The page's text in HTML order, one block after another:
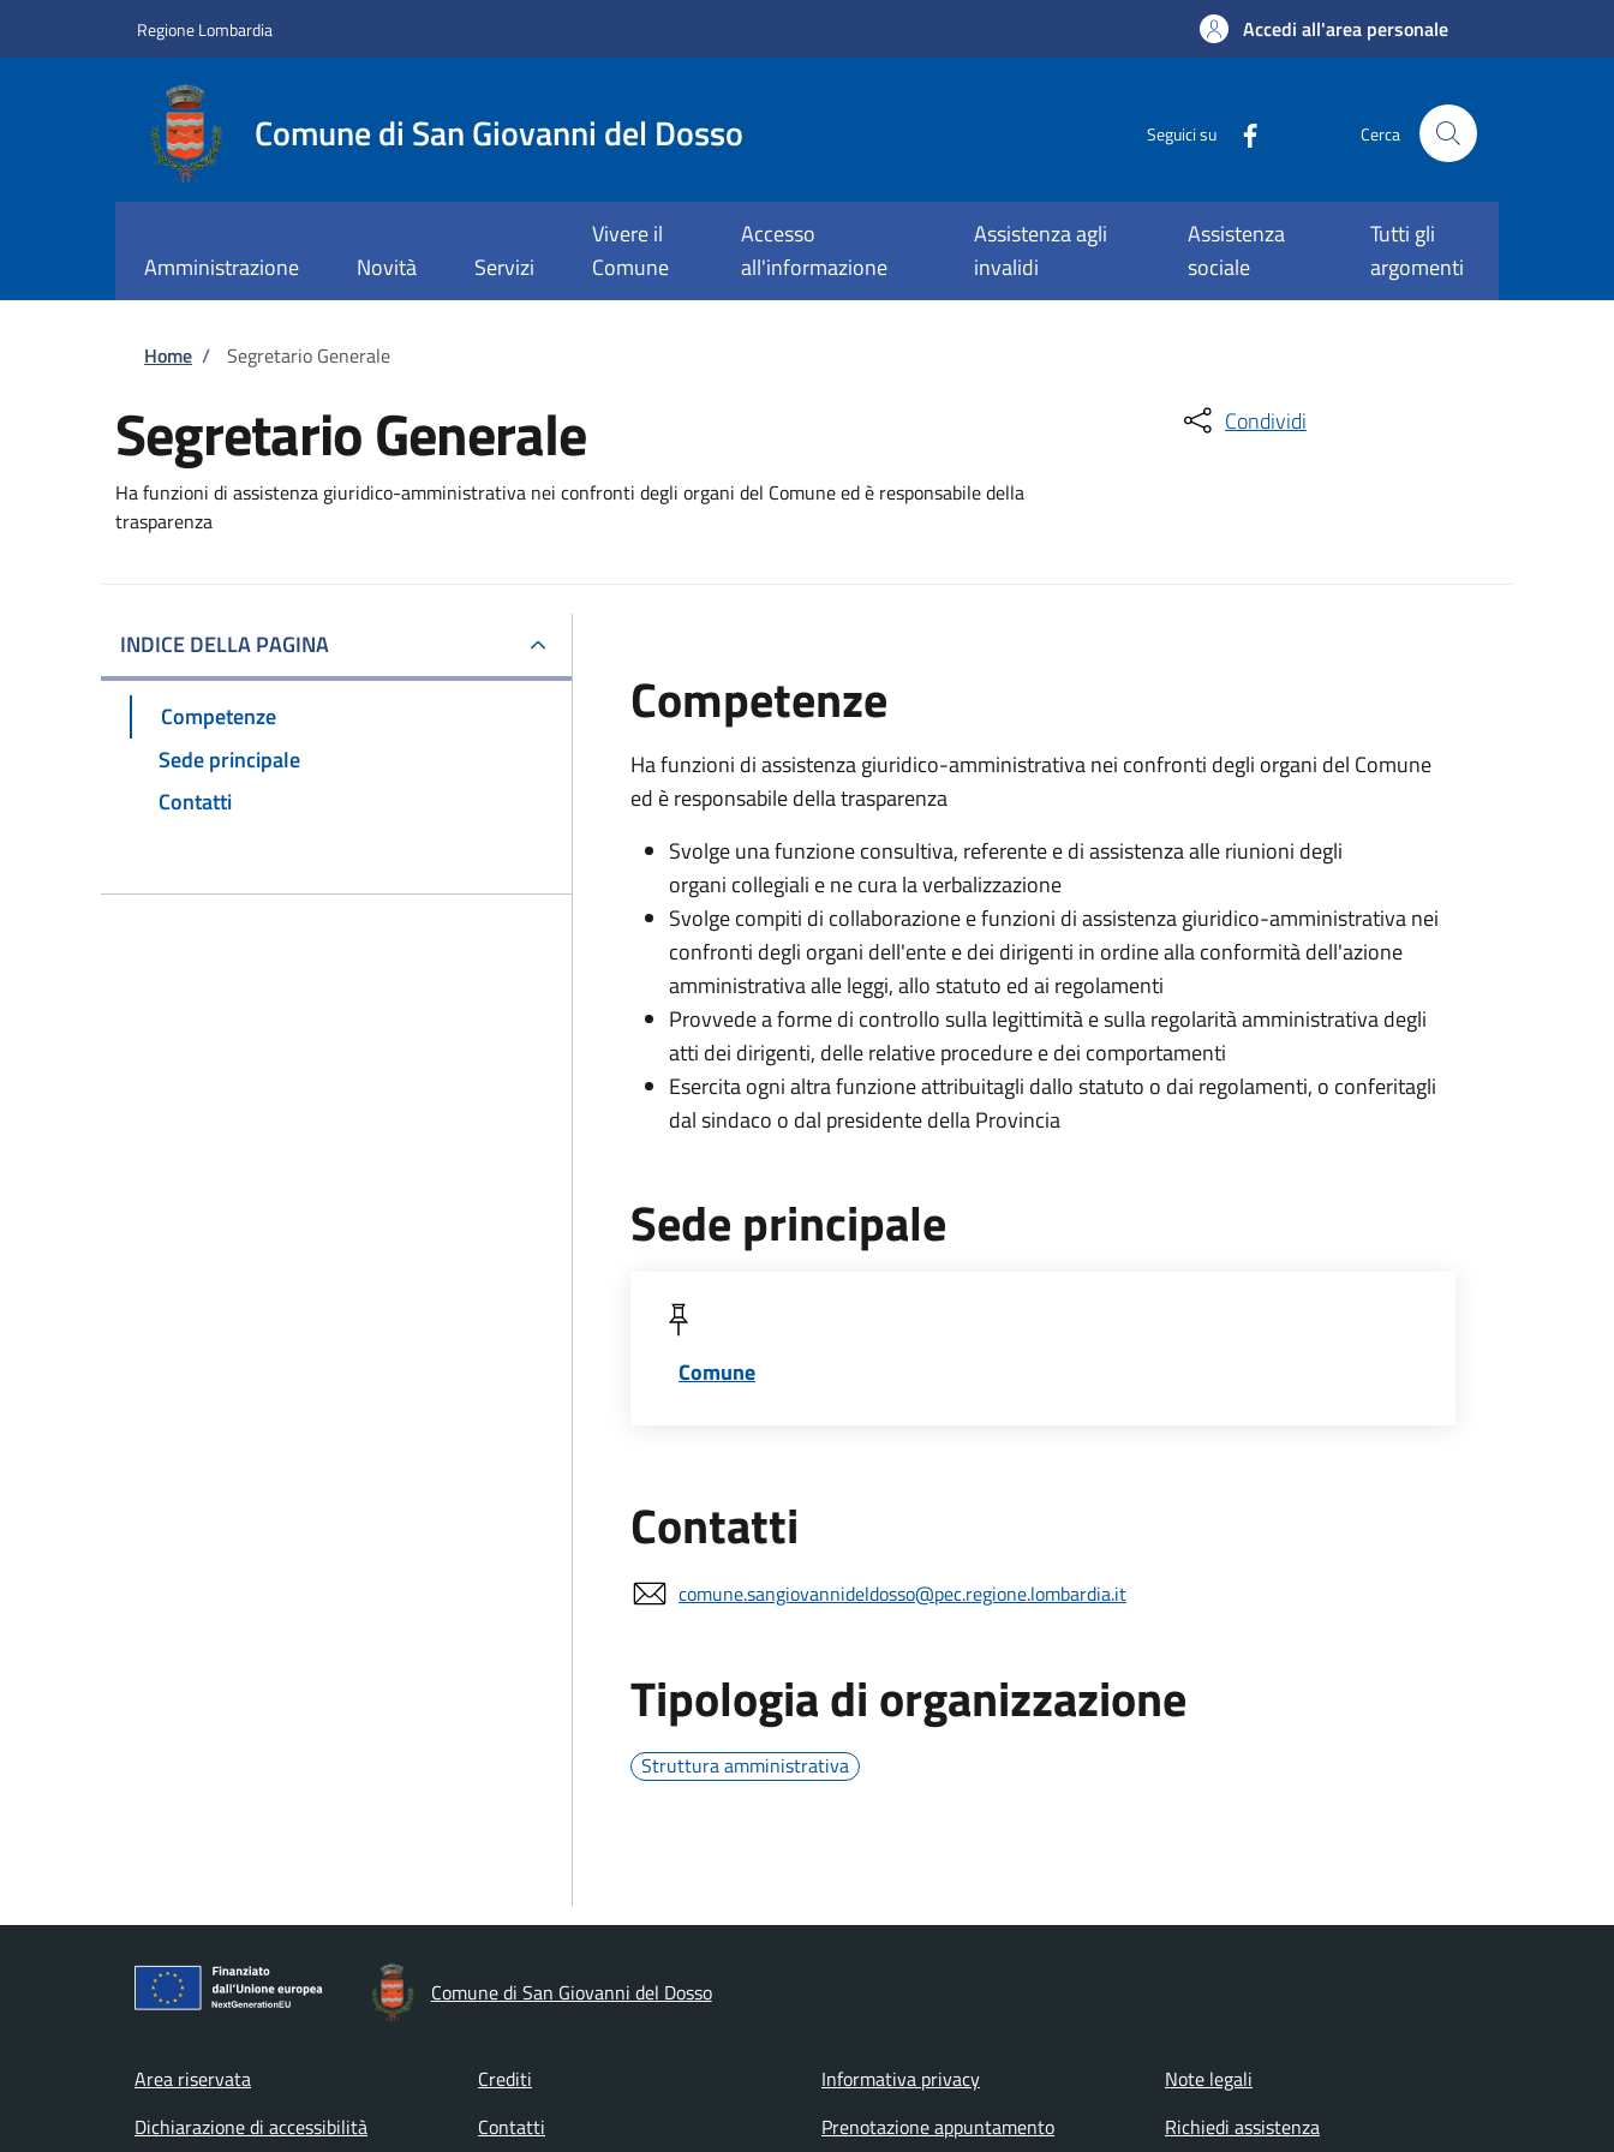
Regione Lombardia Accedi all'area personale
Comune di San Giovanni del Dosso Seguici su Cerca
Amministrazione Novità Servizi
Vivere il
Comune
Accesso
all'informazione
Assistenza agli
invalidi
Assistenza
sociale
Tutti gli
argomenti
Briciole di pane
Home / Segretario Generale
Segretario Generale
Ha funzioni di assistenza giuridico-amministrativa nei confronti degli organi del Comune ed è responsabile della
trasparenza
Condividi
INDICE DELLA PAGINA
Competenze
Sede principale
Contatti
Competenze
Ha funzioni di assistenza giuridico-amministrativa nei confronti degli organi del Comune
ed è responsabile della trasparenza
Svolge una funzione consultiva, referente e di assistenza alle riunioni degli
organi collegiali e ne cura la verbalizzazione
Svolge compiti di collaborazione e funzioni di assistenza giuridico-amministrativa nei
confronti degli organi dell'ente e dei dirigenti in ordine alla conformità dell'azione
amministrativa alle leggi, allo statuto ed ai regolamenti
Provvede a forme di controllo sulla legittimità e sulla regolarità amministrativa degli
atti dei dirigenti, delle relative procedure e dei comportamenti
Esercita ogni altra funzione attribuitagli dallo statuto o dai regolamenti, o conferitagli
dal sindaco o dal presidente della Provincia
Sede principale
Comune
Contatti
comune.sangiovannideldosso@pec.regione.lombardia.it
Tipologia di organizzazione
Struttura amministrativa
Comune di San Giovanni del Dosso
Footer menu
Area riservata Crediti Informativa privacy
Note legali
Dichiarazione di accessibilità
Contatti Prenotazione appuntamento Richiedi assistenza